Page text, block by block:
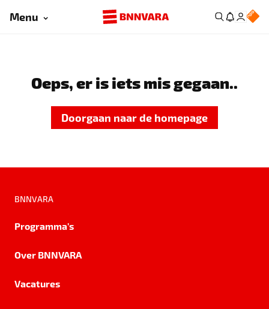
Menu
Oeps, er is iets mis gegaan..
Doorgaan naar de homepage
BNNVARA
Programma's
Over BNNVARA
Vacatures